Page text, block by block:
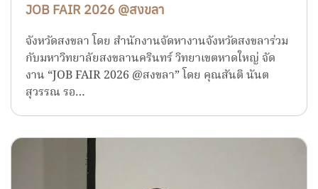
JOB FAIR 2026 @สงขลา
จังหวัดสงขลา โดย สำนักงานจัดหางานจังหวัดสงขลาร่วม
กับมหาวิทยาลัยสงขลานครินทร์ วิทยาเขตหาดใหญ่ จัด
งาน “JOB FAIR 2026 @สงขลา” โดย คุณสันติ นันต
สุวรรณ รอ…